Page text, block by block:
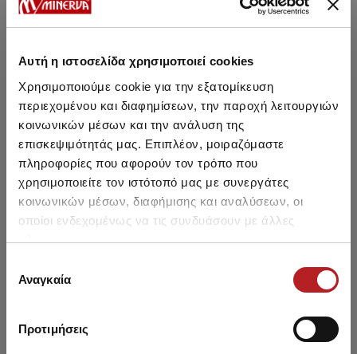
Αυτή η ιστοσελίδα χρησιμοποιεί cookies
Χρησιμοποιούμε cookie για την εξατομίκευση
περιεχομένου και διαφημίσεων, την παροχή λειτουργιών
κοινωνικών μέσων και την ανάλυση της
επισκεψιμότητάς μας. Επιπλέον, μοιραζόμαστε
πληροφορίες που αφορούν τον τρόπο που
χρησιμοποιείτε τον ιστότοπό μας με συνεργάτες
κοινωνικών μέσων, διαφήμισης και αναλύσεων, οι
οποίοι ενδεχομένως να τις συνδυάσουν με άλλες
πληροφορίες που τους έχετε παραχωρήσει ή τις οποίες
των υπηρεσιών τους.
συγκατάθεσης
Αναγκαία
Προτιμήσεις
Μπορεί να σου αρέσει επίσης
SALE
Pretty Baby - Bear Βρεφικό